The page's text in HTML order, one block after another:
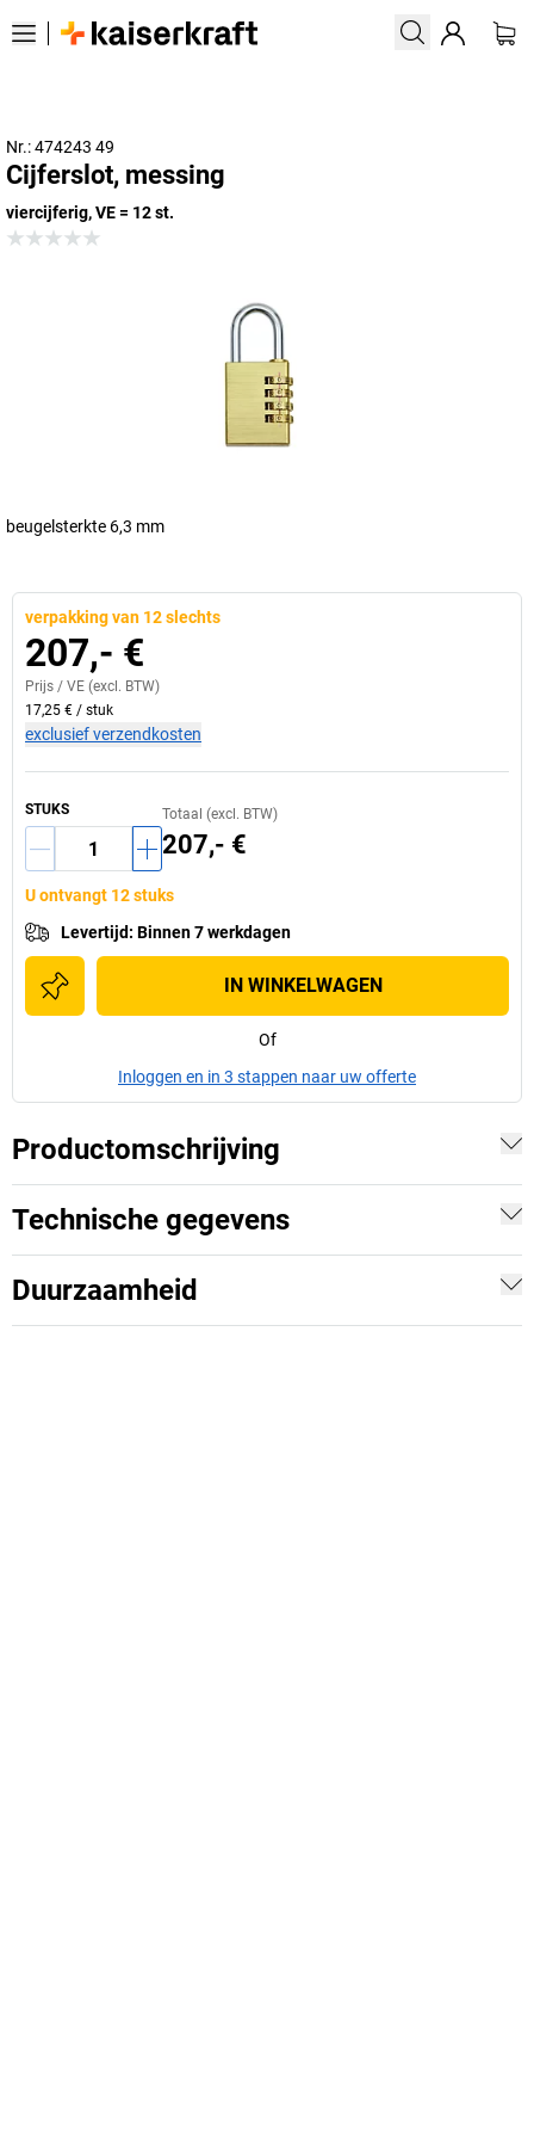
Nr.: 474243 49
Cijferslot, messing
viercijferig, VE = 12 st.
beugelsterkte 6,3 mm
verpakking van 12 slechts
207,- €
Prijs / VE (excl. BTW)
17,25 € / stuk
exclusief verzendkosten
STUKS Totaal (excl. BTW)
207,- €
U ontvangt 12 stuks
Levertijd: Binnen 7 werkdagen
IN WINKELWAGEN
Of
Inloggen en in 3 stappen naar uw offerte
Productomschrijving
Technische gegevens
Duurzaamheid